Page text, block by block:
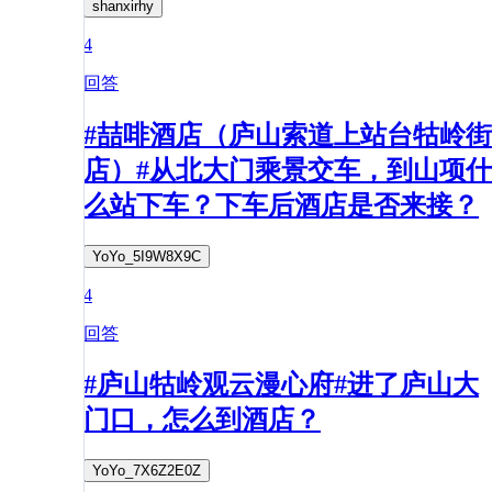
shanxirhy
4
回答
#喆啡酒店（庐山索道上站台牯岭街
店）#从北大门乘景交车，到山项什
么站下车？下车后酒店是否来接？
YoYo_5I9W8X9C
4
回答
#庐山牯岭观云漫心府#进了庐山大
门口，怎么到酒店？
YoYo_7X6Z2E0Z